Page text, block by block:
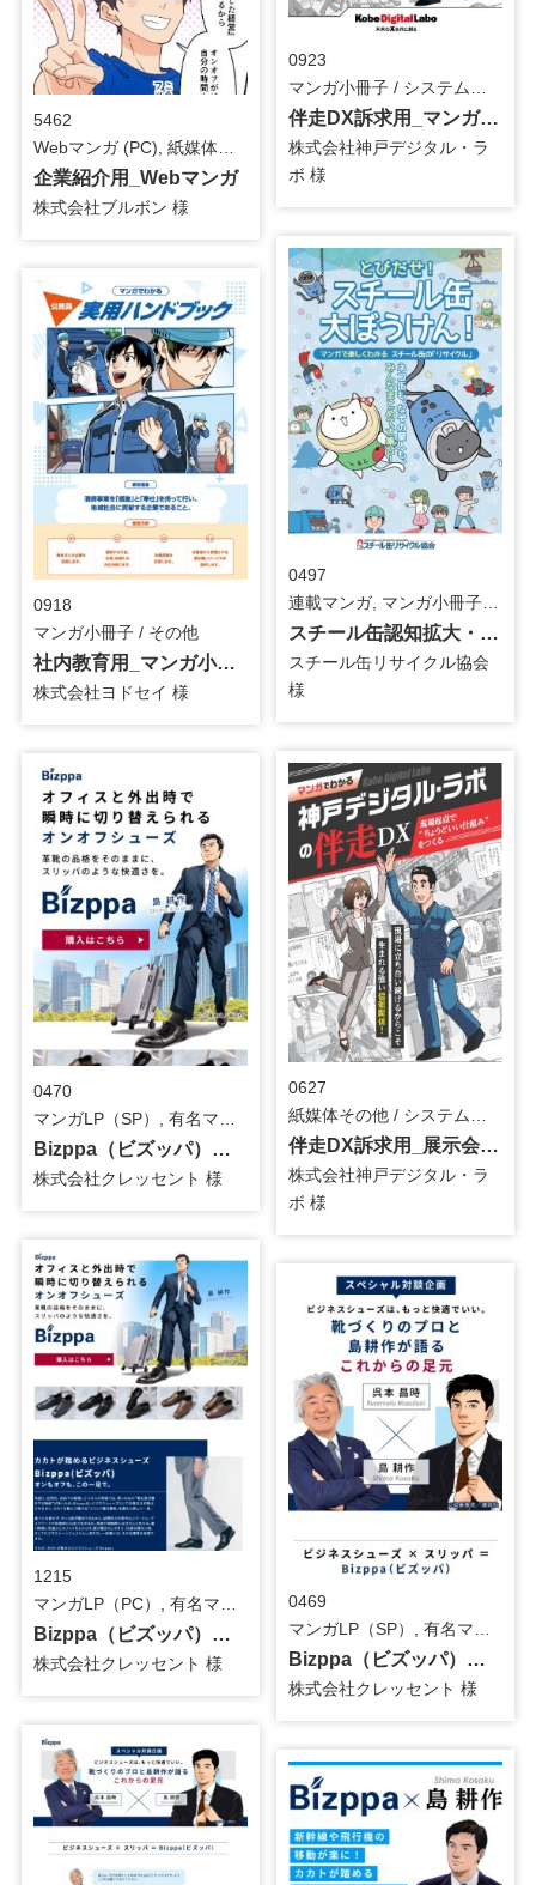
0923
伴走DX訴求用_マンガ小冊子
株式会社神戸デジタル・ラ
ボ 様
5462
Webマンガ (PC), 紙媒体用マンガ / 食品
企業紹介用_Webマンガ
株式会社ブルボン 様
0497
スチール缶認知拡大・理解促進用_マンガ小冊子
スチール缶リサイクル協会
様
0918
マンガ小冊子 / その他
社内教育用_マンガ小冊子
株式会社ヨドセイ 様
0627
紙媒体その他 / システム・ツール
伴走DX訴求用_展示会用パネル
株式会社神戸デジタル・ラ
ボ 様
0470
Bizppa（ビズッパ）訴求用_島耕作_マンガLP（TOPページ）
株式会社クレッセント 様
1215
Bizppa（ビズッパ）訴求用_島耕作_マンガLP（TOPページ）
株式会社クレッセント 様
0469
Bizppa（ビズッパ）訴求用_島耕作_マンガLP（対談ページ）
株式会社クレッセント 様